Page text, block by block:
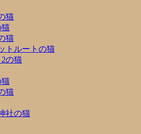
猫
猫
猫
トルートの猫
の猫
猫
猫
社の猫